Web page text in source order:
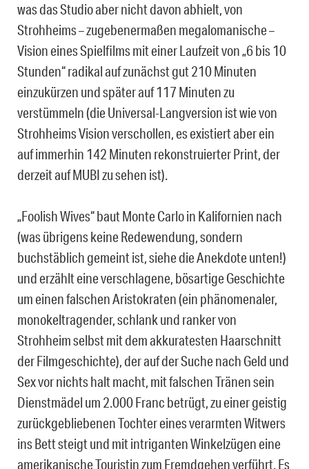
was das Studio aber nicht davon abhielt, von
Strohheims – zugebenermaßen megalomanische –
Vision eines Spielfilms mit einer Laufzeit von „6 bis 10
Stunden“ radikal auf zunächst gut 210 Minuten
einzukürzen und später auf 117 Minuten zu
verstümmeln (die Universal-Langversion ist wie von
Strohheims Vision verschollen, es existiert aber ein
auf immerhin 142 Minuten rekonstruierter Print, der
derzeit auf MUBI zu sehen ist).
„Foolish Wives“ baut Monte Carlo in Kalifornien nach
(was übrigens keine Redewendung, sondern
buchstäblich gemeint ist, siehe die Anekdote unten!)
und erzählt eine verschlagene, bösartige Geschichte
um einen falschen Aristokraten (ein phänomenaler,
monokeltragender, schlank und ranker von
Strohheim selbst mit dem akkuratesten Haarschnitt
der Filmgeschichte), der auf der Suche nach Geld und
Sex vor nichts halt macht, mit falschen Tränen sein
Dienstmädel um 2.000 Franc betrügt, zu einer geistig
zurückgebliebenen Tochter eines verarmten Witwers
ins Bett steigt und mit intriganten Winkelzügen eine
amerikanische Touristin zum Fremdgehen verführt. Es